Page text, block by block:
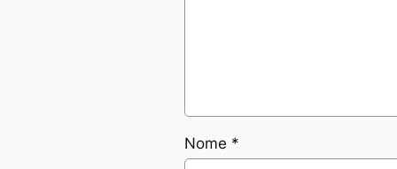
Nome *